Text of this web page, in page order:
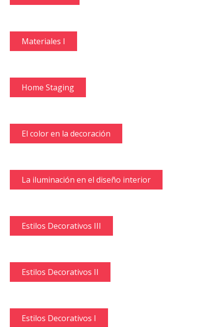
Materiales I
Home Staging
El color en la decoración
La iluminación en el diseño interior
Estilos Decorativos III
Estilos Decorativos II
Estilos Decorativos I